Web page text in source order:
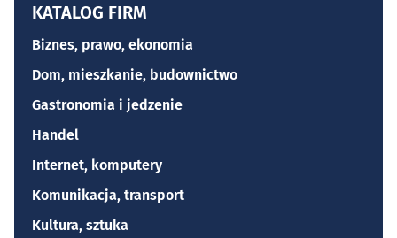
KATALOG FIRM
Biznes, prawo, ekonomia
Dom, mieszkanie, budownictwo
Gastronomia i jedzenie
Handel
Internet, komputery
Komunikacja, transport
Kultura, sztuka